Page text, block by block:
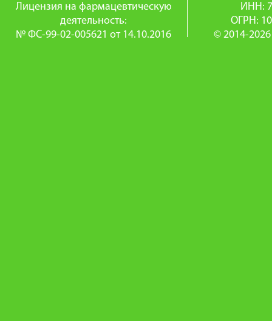
Лицензия на фармацевтическую
деятельность:
№ ФС-99-02-005621 от 14.10.2016
ИНН:
ОГРН:
© 2014-